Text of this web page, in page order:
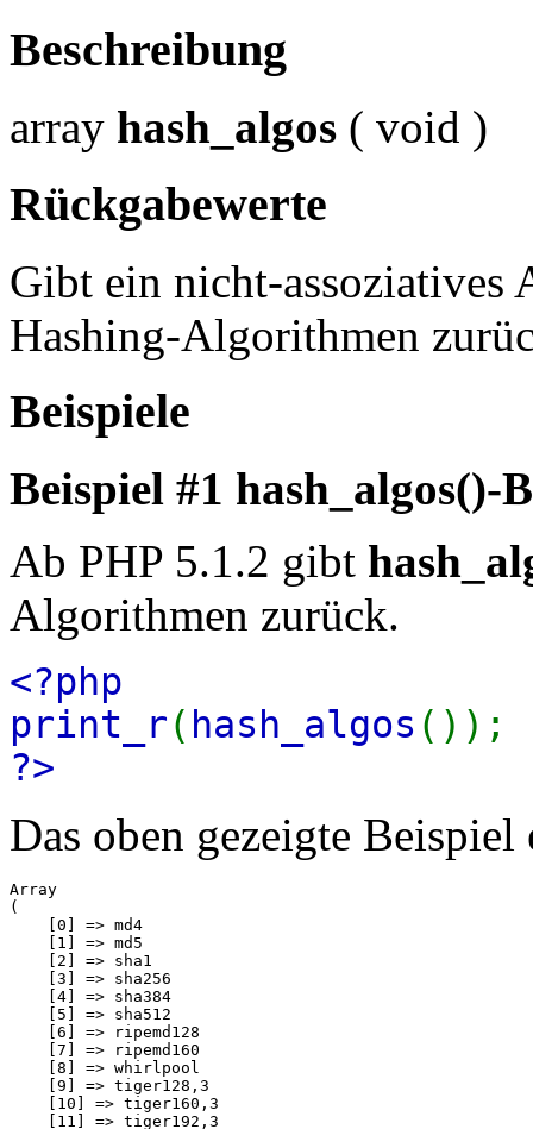
Beschreibung
array hash_algos ( void )
Rückgabewerte
Gibt ein nicht-assoziatives
Hashing-Algorithmen
Beispiele
Beispiel #1 hash_algos()-
Ab PHP 5.1.2 gibt
Algorithmen zurück.
<?php
print_r( hash_algos ());
?>
Das oben gezeigte
Array
(
    [0] => md4
    [1] => md5
    [2] => sha1
    [3] => sha256
    [4] => sha384
    [5] => sha512
    [6] => ripemd128
    [7] => ripemd160
    [8] => whirlpool
    [9] => tiger128,3
    [10] => tiger160,3
    [11] => tiger192,3